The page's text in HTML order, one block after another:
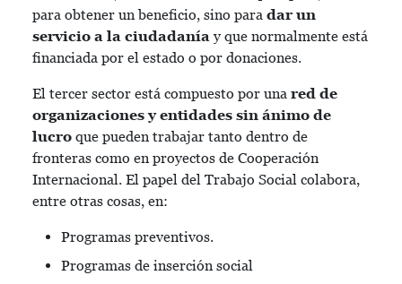
para obtener un beneficio, sino para dar un
servicio a la ciudadaníay que normalmente está
financiada por el estado o por donaciones.
El tercer sector está compuesto por una red de
organizaciones y entidades sin ánimo de
lucro que pueden trabajar tanto dentro de
fronteras como en proyectos de Cooperación
Internacional. El papel del Trabajo Social colabora,
entre otras cosas, en:
Programas preventivos.
Programas de inserción social